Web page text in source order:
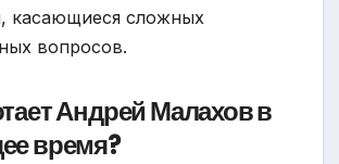
касающиеся сложных
вопросов.
Андрей Малахов в
время?